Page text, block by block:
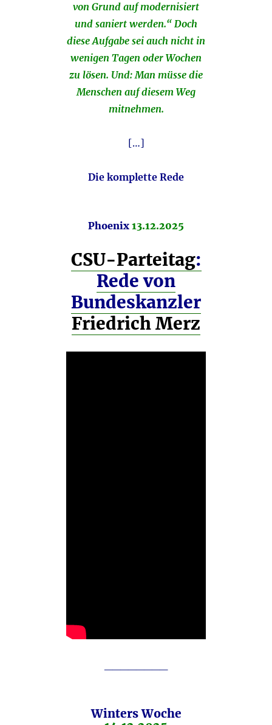
von Grund auf modernisiert
und saniert werden.“ Doch
diese Aufgabe sei auch nicht in
wenigen Tagen oder Wochen
zu lösen. Und: Man müsse die
Menschen auf diesem Weg
mitnehmen.
[…]
Die komplette Rede
Phoenix 13.12.2025
CSU-Parteitag:
Rede von
Bundeskanzler
Friedrich Merz
Winters Woche